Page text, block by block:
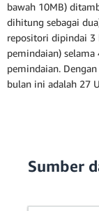
bawah 10MB)
dihitung sebagai
repositori dipindai 3
pemindaian)
pemindaian.
bulan ini adalah 27
Sumber